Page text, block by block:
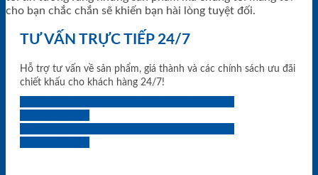
cho bạn chắc chắn sẽ khiến bạn hài lòng tuyệt đối.
TƯ VẤN TRỰC TIẾP 24/7
Hỗ trợ tư vấn về sản phẩm, giá thành và các chính sách ưu đãi
chiết khấu cho khách hàng 24/7!